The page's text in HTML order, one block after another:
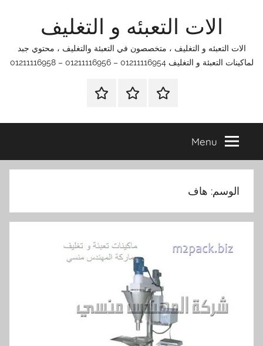
الات التعبئه و التغليف
الات التعبئه و التغليف ، متخصصون في التعبئة والتغليف ، محتوي جبد
لماكينات التعبئة و التغليف 01211116954 – 01211116956 – 01211116958
الرئيسيةاتصل
اتـصـل
في
التي
Menu
الوسم: هاف